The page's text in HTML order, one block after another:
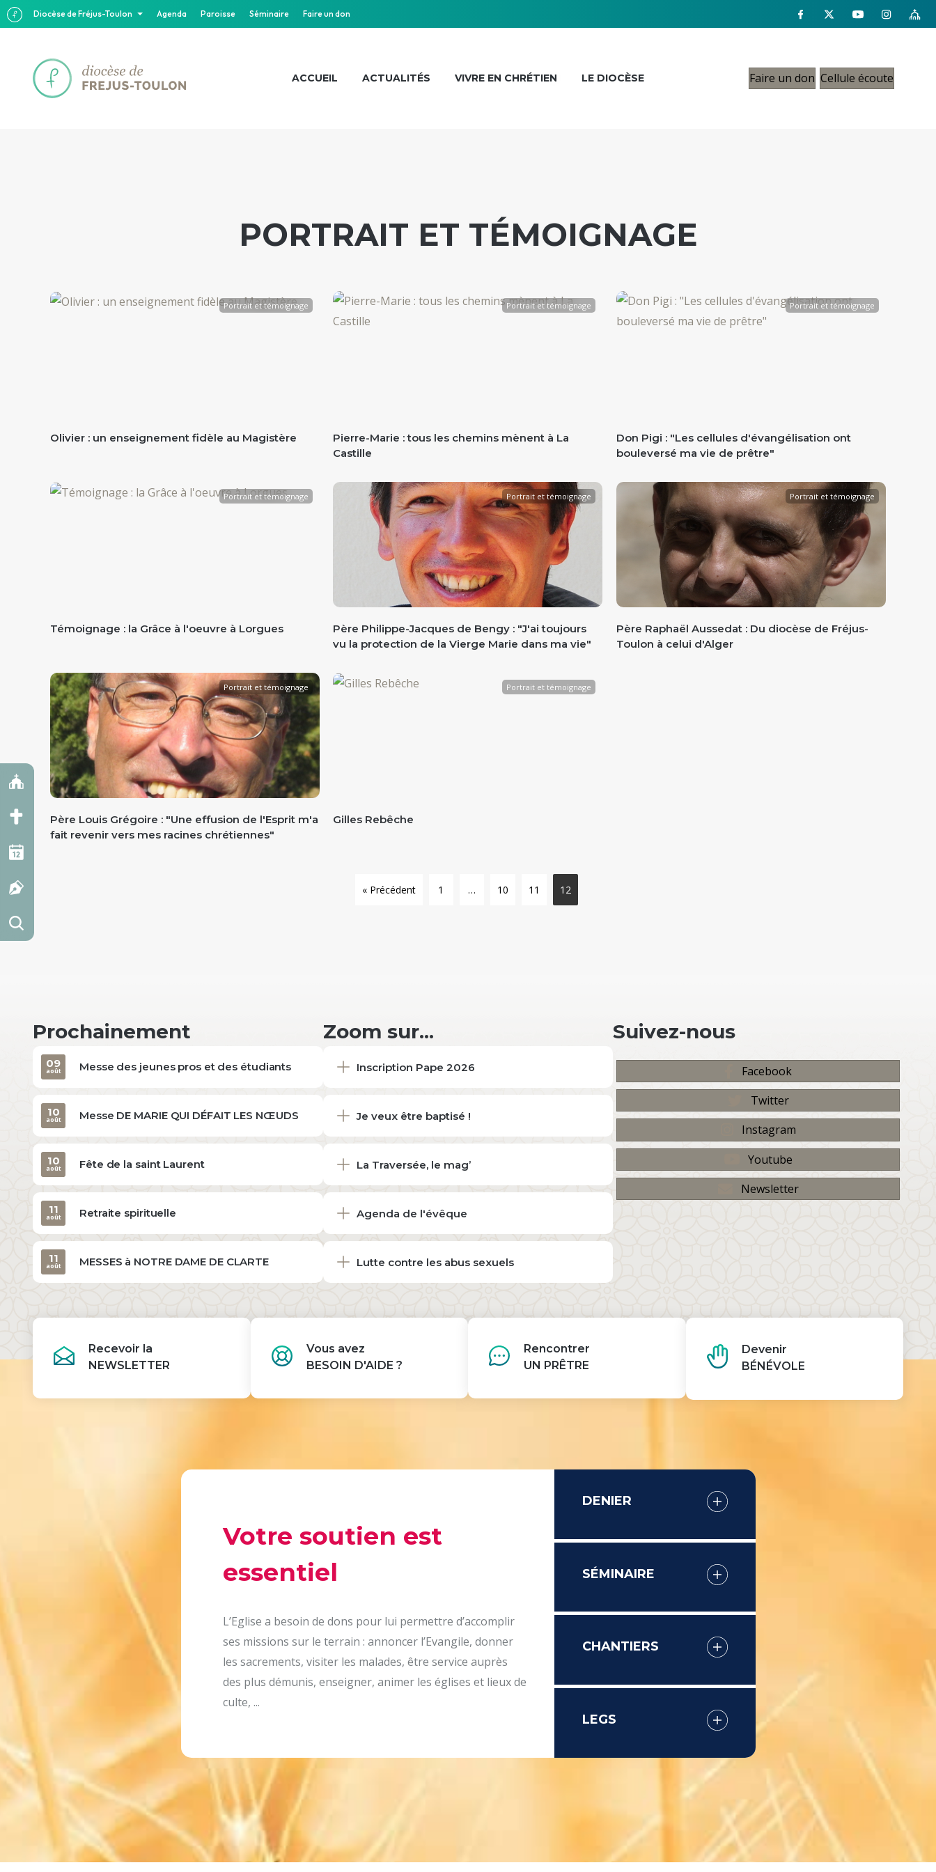
Diocèse de Fréjus-Toulon Agenda Paroisse Séminaire Faire un don
ACCUEIL ACTUALITÉS VIVRE EN CHRÉTIEN LE DIOCÈSE Faire un don Cellule écoute
PORTRAIT ET TÉMOIGNAGE
Portrait et témoignage
Olivier : un enseignement fidèle au Magistère
Portrait et témoignage
Pierre-Marie : tous les chemins mènent à La
Castille
Portrait et témoignage
Don Pigi : "Les cellules d'évangélisation ont
bouleversé ma vie de prêtre"
Portrait et témoignage
Témoignage : la Grâce à l'oeuvre à Lorgues
Portrait et témoignage
Père Philippe-Jacques de Bengy : "J'ai toujours
vu la protection de la Vierge Marie dans ma vie"
Portrait et témoignage
Père Raphaël Aussedat : Du diocèse de Fréjus-
Toulon à celui d'Alger
Portrait et témoignage
Père Louis Grégoire : "Une effusion de l'Esprit m'a
fait revenir vers mes racines chrétiennes"
Portrait et témoignage
Gilles Rebêche
« Précédent 1 … 10 11 12
Prochainement
Messe des jeunes pros et des étudiants
09
août
Messe DE MARIE QUI DÉFAIT LES NŒUDS
10
août
Fête de la saint Laurent
10
août
Retraite spirituelle
11
août
MESSES à NOTRE DAME DE CLARTE
11
août
Zoom sur...
Inscription Pape 2026
Je veux être baptisé !
La Traversée, le mag’
Agenda de l'évêque
Lutte contre les abus sexuels
Suivez-nous
Facebook
Twitter
Instagram
Youtube
Newsletter
Recevoir la
NEWSLETTER
Vous avez
BESOIN D'AIDE ?
Rencontrer
UN PRÊTRE
Devenir
BÉNÉVOLE
Votre soutien est
essentiel
L’Eglise a besoin de dons pour lui permettre d’accomplir
ses missions sur le terrain : annoncer l’Evangile, donner
les sacrements, visiter les malades, être service auprès
des plus démunis, enseigner, animer les églises et lieux de
culte, ...
DENIER
SÉMINAIRE
CHANTIERS
LEGS